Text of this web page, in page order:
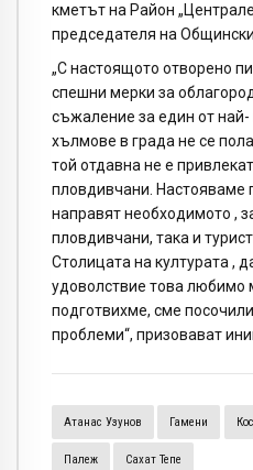
кметът на Район
председателя на
„С настоящото отворено
спешни мерки за
съжаление за един от най-
хълмове в града не се
той отдавна не е
пловдивчани. Настояваме
направят необходимото ,
пловдивчани, така и
Столицата на културата ,
удоволствие това любимо
подготвихме, сме
проблеми“, призовават
Атанас Узунов Гамени
Палеж Сахат Тепе